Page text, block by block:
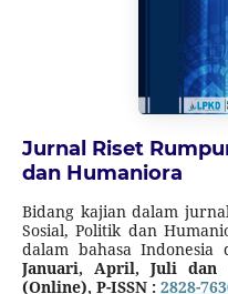
Jurnal Riset
dan Humaniora
Bidang kajian dalam
Sosial, Politik dan
dalam bahasa
Januari, April, Juli dan
(Online), P-ISSN : 2828-